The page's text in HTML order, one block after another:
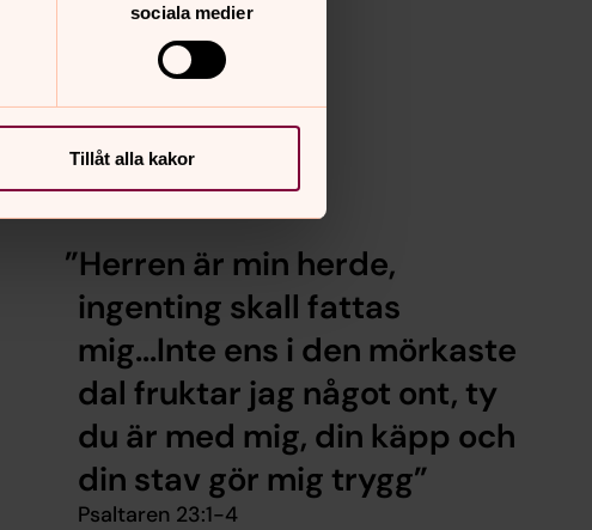
sociala medier
Tillåt alla kakor
Herren är min herde,
ingenting skall fattas
mig...Inte ens i den mörkaste
dal fruktar jag något ont, ty
du är med mig, din käpp och
din stav gör mig trygg
Psaltaren 23:1-4